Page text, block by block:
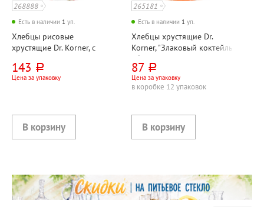
268888
Есть в наличии 1 уп.
Хлебцы рисовые
хрустящие Dr. Korner, с
143 руб.
Цена за упаковку
265181
Есть в наличии 1 уп.
Хлебцы хрустящие Dr.
Korner, "Злаковый коктейль
абрикосовые", 90г
87 руб.
Цена за упаковку
в коробке 12 упаковок